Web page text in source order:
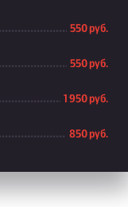
550 руб.
550 руб.
1 950 руб.
850 руб.